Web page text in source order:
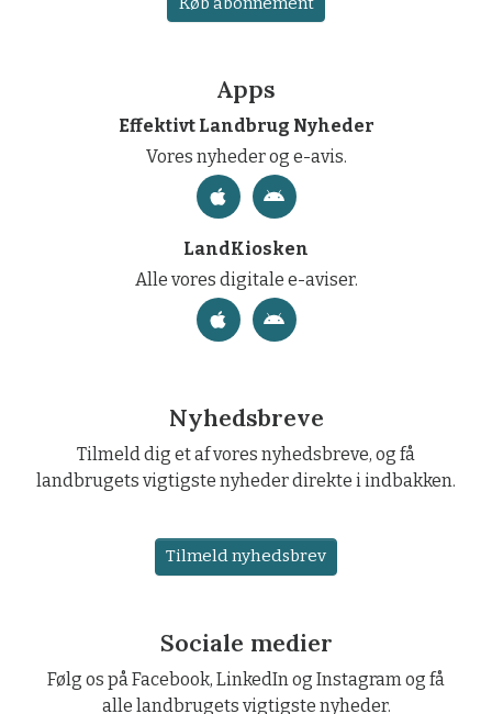
Apps
Effektivt Landbrug Nyheder
Vores nyheder og e-avis.
LandKiosken
Alle vores digitale e-aviser.
Nyhedsbreve
Tilmeld dig et af vores nyhedsbreve, og få
landbrugets vigtigste nyheder direkte i indbakken.
Tilmeld nyhedsbrev
Sociale medier
Følg os på Facebook, LinkedIn og Instagram og få
alle landbrugets vigtigste nyheder.